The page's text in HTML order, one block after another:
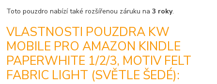
Toto pouzdro nabízí také rozšířenou záruku na3 roky.
VLASTNOSTI POUZDRA KW
MOBILE PRO AMAZON KINDLE
PAPERWHITE 1/2/3, MOTIV FELT
FABRIC LIGHT (SVĚTLE ŠEDÉ):